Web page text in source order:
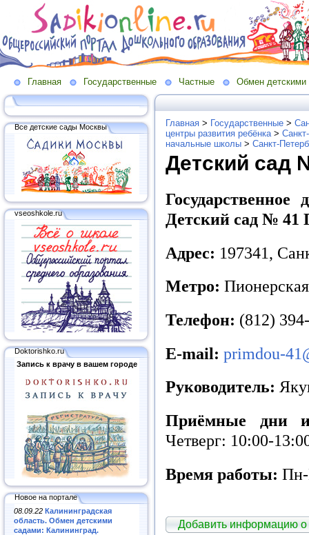
Главная Государственные Частные Обмен детскими
Все детские сады Москвы
vseoshkole.ru
Doktorishko.ru
Запись к врачу в вашем городе
Новое на портале
08.09.22 Калининградская
область. Обмен детскими
садами: Калининград.
Главная > Государственные >
центры развития ребёнка>
начальные школы > Санкт-
Детский сад
Государственное
Детский сад № 41
Адрес: 197341,
Метро: Пионерская
Телефон: (812)
E-mail: primdou-
Руководитель:
Приёмные дни и
Четверг: 10:00-
Время работы: Пн-
Добавить информацию